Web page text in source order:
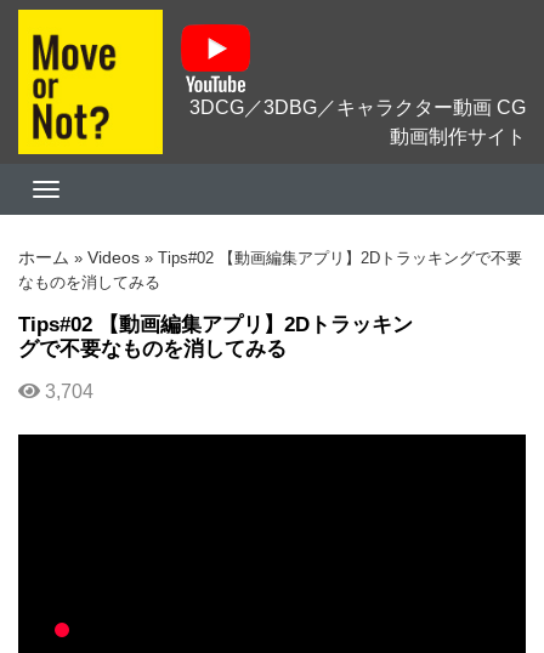
3DCG／3DBG／キャラクター動画 CG
動画制作サイト
ホーム » Videos » Tips#02 【動画編集アプリ】2Dトラッキングで不要
なものを消してみる
Tips#02 【動画編集アプリ】2Dトラッキン
グで不要なものを消してみる
3,704